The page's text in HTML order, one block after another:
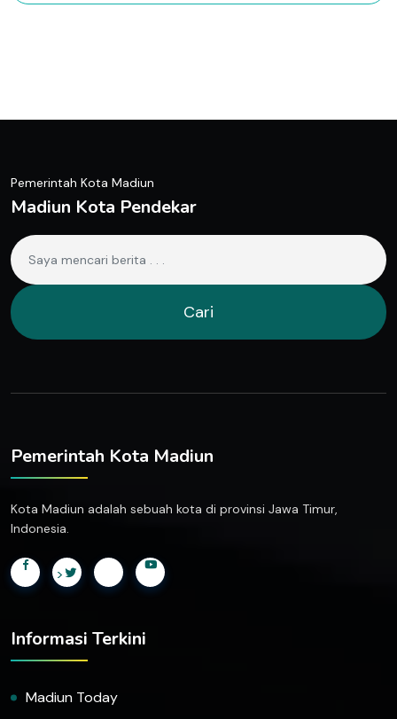
Pemerintah Kota Madiun
Madiun Kota Pendekar
Cari
Pemerintah Kota Madiun
Kota Madiun adalah sebuah kota di provinsi Jawa Timur,
Indonesia.
>
Informasi Terkini
Madiun Today